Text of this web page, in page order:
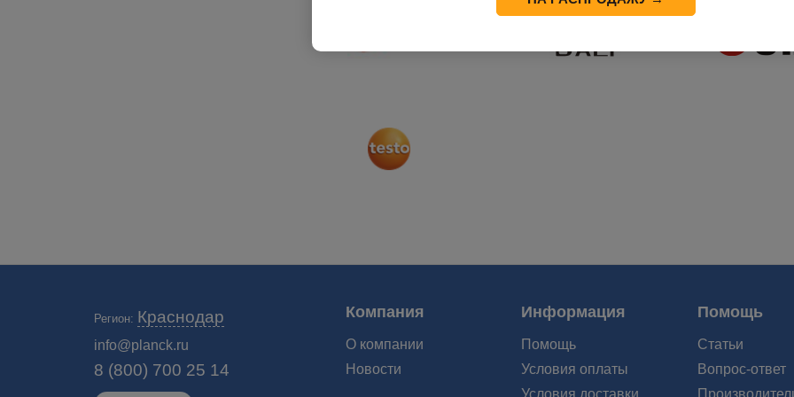
Регион: Краснодар
info@planck.ru
8 (800) 700 25 14
Компания Информация Помощь
О компании
Новости
Помощь
Условия оплаты
Условия доставки
Статьи
Вопрос-ответ